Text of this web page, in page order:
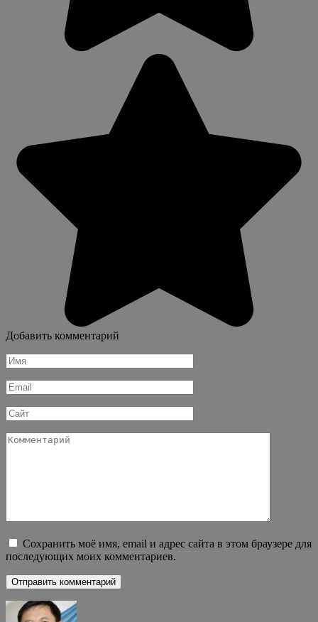
Добавить комментарий
Имя
*
Email
*
Сайт
Комментарий
Сохранить моё имя, email и адрес сайта в этом браузере для
последующих моих комментариев.